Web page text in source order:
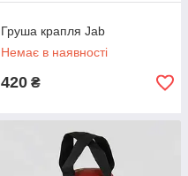
Груша крапля Jab
Немає в наявності
420 ₴